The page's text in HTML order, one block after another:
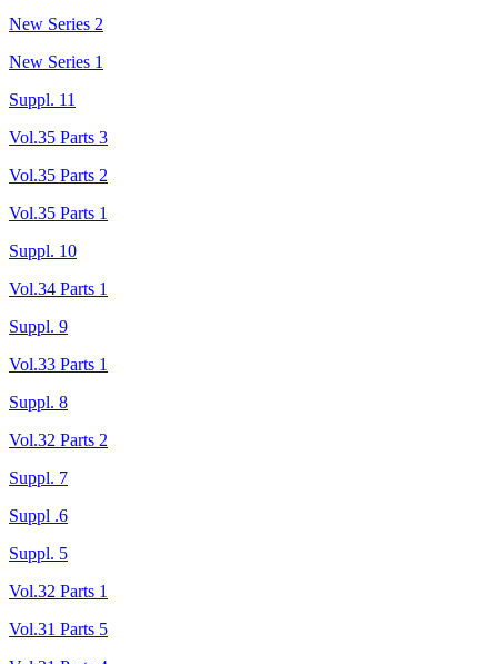
New Series 2
New Series 1
Suppl. 11
Vol.35 Parts 3
Vol.35 Parts 2
Vol.35 Parts 1
Suppl. 10
Vol.34 Parts 1
Suppl. 9
Vol.33 Parts 1
Suppl. 8
Vol.32 Parts 2
Suppl. 7
Suppl .6
Suppl. 5
Vol.32 Parts 1
Vol.31 Parts 5